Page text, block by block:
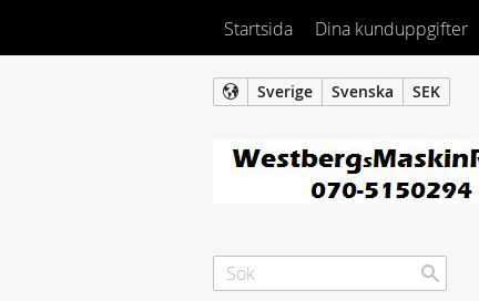
Sverige Svenska SEK
Startsida Dina kunduppgifter